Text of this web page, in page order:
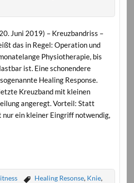
Juni 2019) – Kreuzbandriss –
das in Regel: Operation und
Physiotherapie, bis
ist. Eine schonendere
Healing Response.
Kreuzband mit kleinen
angeregt. Vorteil: Statt
nur ein kleiner Eingriff notwendig,
Healing Resonse, Knie,